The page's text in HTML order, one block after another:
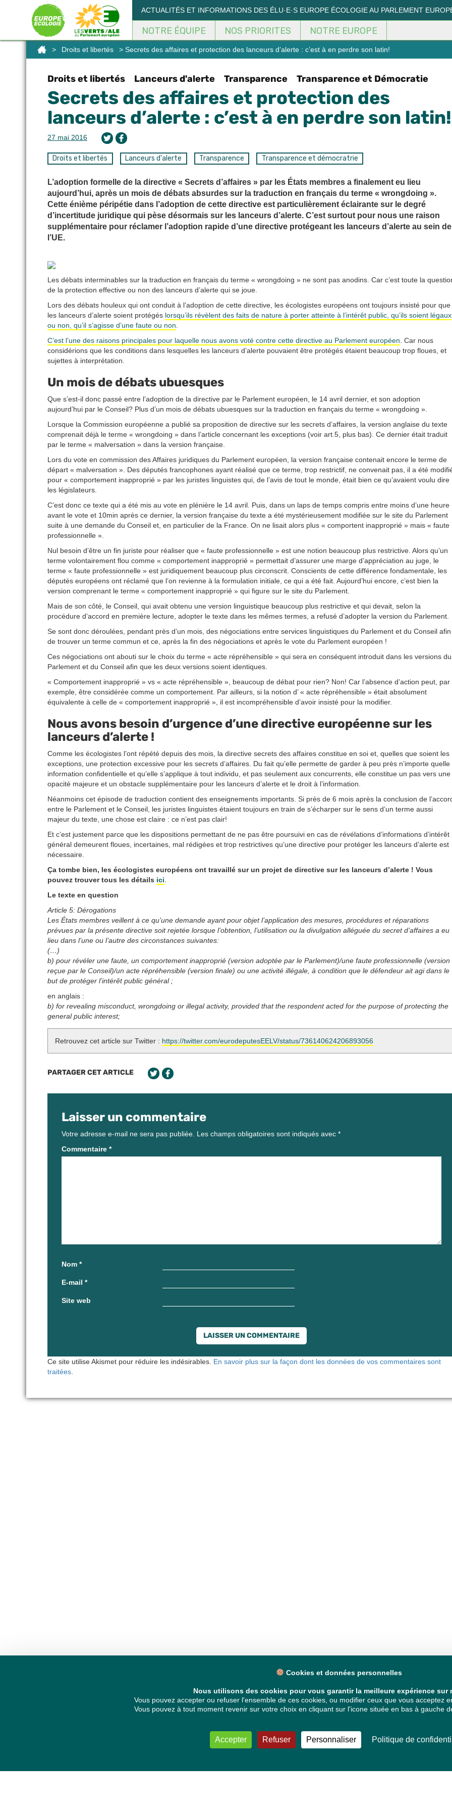
ACTUALITÉS ET INFORMATIONS DES ÉLU·E·S EUROPE ÉCOLOGIE AU PARLEMENT
NOTRE ÉQUIPE NOS PRIORITES NOTRE EUROPE
> Droits et libertés > Secrets des affaires et protection des lanceurs d’alerte : c’est à en perdre son latin!
Droits et libertés Lanceurs d'alerte Transparence Transparence et Démocratie
Secrets des affaires et protection des
lanceurs d’alerte : c’est à en perdre son latin!
27 mai 2016
Droits et libertés Lanceurs d'alerte Transparence Transparence et démocratrie
L’adoption formelle de la directive « Secrets d’affaires » par les États membres a finalement eu lieu
aujourd’hui, après un mois de débats absurdes sur la traduction en français du terme « wrongdoing ».
Cette énième péripétie dans l’adoption de cette directive est particulièrement éclairante sur le degré
d’incertitude juridique qui pèse désormais sur les lanceurs d’alerte. C’est surtout pour nous une raison
supplémentaire pour réclamer l’adoption rapide d’une directive protégeant les lanceurs d’alerte au sein de
l’UE.
Les débats interminables sur la traduction en français du terme « wrongdoing » ne sont pas anodins. Car c’est toute la
de la protection effective ou non des lanceurs d’alerte qui se joue.
Lors des débats houleux qui ont conduit à l’adoption de cette directive, les écologistes européens ont toujours insisté pour que
les lanceurs d’alerte soient protégés lorsqu’ils révèlent des faits de nature à porter atteinte à l’intérêt public, qu’ils soient légaux
ou non, qu’il s’agisse d’une faute ou non
C’est l’une des raisons principales pour laquelle nous avons voté contre cette directive au Parlement européen . Car nous
considérions que les conditions dans lesquelles les lanceurs d’alerte pouvaient être protégés étaient beaucoup trop floues, et
sujettes à interprétation.
Un mois de débats ubuesques
Que s’est-il donc passé entre l’adoption de la directive par le Parlement européen, le 14 avril dernier, et son adoption
aujourd’hui par le Conseil? Plus d’un mois de débats ubuesques sur la traduction en français du terme « wrongdoing ».
Lorsque la Commission européenne a publié sa proposition de directive sur les secrets d’affaires, la version anglaise du texte
comprenait déjà le terme « wrongdoing » dans l’article concernant les exceptions (voir art.5, plus bas). Ce dernier était traduit
par le terme « malversation » dans la version française.
Lors du vote en commission des Affaires juridiques du Parlement européen, la version française contenait encore le terme de
départ « malversation ». Des députés francophones ayant réalisé que ce terme, trop restrictif, ne convenait pas, il a été
pour « comportement inapproprié » par les juristes linguistes qui, de l’avis de tout le monde, était bien ce qu’avaient voulu dire
les législateurs.
C’est donc ce texte qui a été mis au vote en plénière le 14 avril. Puis, dans un laps de temps compris entre moins d’une heure
avant le vote et 10min après ce dernier, la version française du texte a été mystérieusement modifiée sur le site du Parlement
suite à une demande du Conseil et, en particulier de la France. On ne lisait alors plus « comportent inapproprié » mais « faute
professionnelle ».
Nul besoin d’être un fin juriste pour réaliser que « faute professionnelle » est une notion beaucoup plus restrictive. Alors qu’un
terme volontairement flou comme « comportement inapproprié » permettait d’assurer une marge d’appréciation au juge, le
terme « faute professionnelle » est juridiquement beaucoup plus circonscrit. Conscients de cette différence fondamentale, les
députés européens ont réclamé que l’on revienne à la formulation initiale, ce qui a été fait. Aujourd’hui encore, c’est bien la
version comprenant le terme « comportement inapproprié » qui figure sur le site du Parlement.
Mais de son côté, le Conseil, qui avait obtenu une version linguistique beaucoup plus restrictive et qui devait, selon la
procédure d’accord en première lecture, adopter le texte dans les mêmes termes, a refusé d’adopter la version du Parlement.
Se sont donc déroulées, pendant près d’un mois, des négociations entre services linguistiques du Parlement et du Conseil afin
de trouver un terme commun et ce, après la fin des négociations et après le vote du Parlement européen !
Ces négociations ont abouti sur le choix du terme « acte répréhensible » qui sera en conséquent introduit dans les versions du
Parlement et du Conseil afin que les deux versions soient identiques.
« Comportement inapproprié » vs « acte répréhensible », beaucoup de débat pour rien? Non! Car l’absence d’action peut, par
exemple, être considérée comme un comportement. Par ailleurs, si la notion d’ « acte répréhensible » était absolument
équivalente à celle de « comportement inapproprié », il est incompréhensible d’avoir insisté pour la modifier.
Nous avons besoin d’urgence d’une directive européenne sur les
lanceurs d’alerte !
Comme les écologistes l’ont répété depuis des mois, la directive secrets des affaires constitue en soi et, quelles que soient les
exceptions, une protection excessive pour les secrets d’affaires. Du fait qu’elle permette de garder à peu près n’importe quelle
information confidentielle et qu’elle s’applique à tout individu, et pas seulement aux concurrents, elle constitue un pas vers une
opacité majeure et un obstacle supplémentaire pour les lanceurs d’alerte et le droit à l’information.
Néanmoins cet épisode de traduction contient des enseignements importants. Si près de 6 mois après la conclusion de
entre le Parlement et le Conseil, les juristes linguistes étaient toujours en train de s’écharper sur le sens d’un terme aussi
majeur du texte, une chose est claire : ce n’est pas clair!
Et c’est justement parce que les dispositions permettant de ne pas être poursuivi en cas de révélations d’informations d’intérêt
général demeurent floues, incertaines, mal rédigées et trop restrictives qu’une directive pour protéger les lanceurs d’alerte est
nécessaire.
Ça tombe bien, les écologistes européens ont travaillé sur un projet de directive sur les lanceurs d’alerte ! Vous
pouvez trouver tous les détails ici
Le texte en question
Article 5: Dérogations
Les États membres veillent à ce qu’une demande ayant pour objet l’application des mesures, procédures et réparations
prévues par la présente directive soit rejetée lorsque l’obtention, l’utilisation ou la divulgation alléguée du secret d’affaires a eu
lieu dans l’une ou l’autre des circonstances suivantes:
(…)
b) pour révéler une faute, un comportement inapproprié (version adoptée par le Parlement)/une faute professionnelle (version
reçue par le Conseil)/un acte répréhensible (version finale) ou une activité illégale, à condition que le défendeur ait agi dans le
but de protéger l’intérêt public général ;
en anglais :
b) for revealing misconduct, wrongdoing or illegal activity, provided that the respondent acted for the purpose of protecting the
general public interest;
Retrouvez cet article sur Twitter : https://twitter.com/eurodeputesEELV/status/736140624206893056
PARTAGER CET ARTICLE
Laisser un commentaire
Votre adresse e-mail ne sera pas publiée. Les champs obligatoires sont indiqués avec *
Commentaire *
Nom *
E-mail *
Site web
Ce site utilise Akismet pour réduire les indésirables. En savoir plus sur la façon dont les données de vos commentaires sont
traitées
Panneau de gestion des cookies
Cookies et données personnelles
Nous utilisons des cookies pour vous garantir la meilleure expérience sur
Vous pouvez accepter ou refuser l'ensemble de ces cookies, ou modifier ceux que vous acceptez
Vous pouvez à tout moment revenir sur votre choix en cliquant sur l'icone située en bas à gauche
Accepter Refuser Personnaliser Politique de